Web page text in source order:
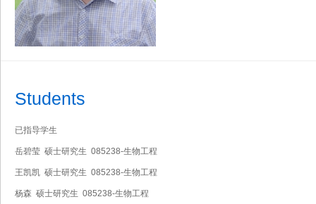
Students
已指导学生
岳碧莹 硕士研究生 085238-生物工程
王凯凯 硕士研究生 085238-生物工程
杨森 硕士研究生 085238-生物工程